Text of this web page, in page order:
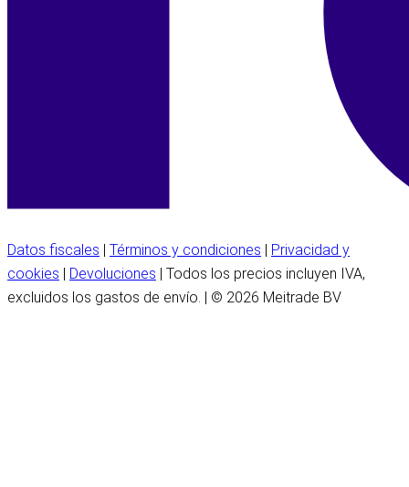
Datos fiscales Términos y condiciones
Privacidad y
cookies
Devoluciones | Todos los precios incluyen IVA,
excluidos los gastos de envío. | © 2026 Meitrade BV